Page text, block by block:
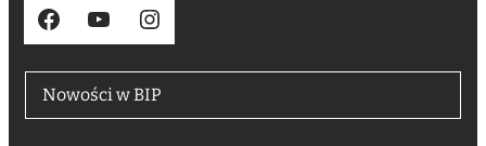
Facebook YouTube Instagram
Nowości w BIP